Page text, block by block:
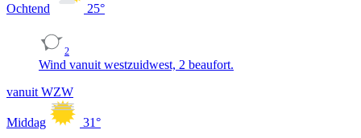
Ochtend 25°
2
Wind vanuit westzuidwest, 2 beaufort.
vanuit WZW
Middag 31°